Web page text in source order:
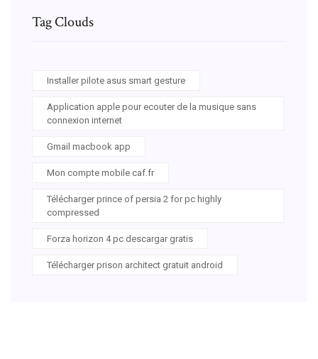
Tag Clouds
Installer pilote asus smart gesture
Application apple pour ecouter de la musique sans
connexion internet
Gmail macbook app
Mon compte mobile caf.fr
Télécharger prince of persia 2 for pc highly
compressed
Forza horizon 4 pc descargar gratis
Télécharger prison architect gratuit android